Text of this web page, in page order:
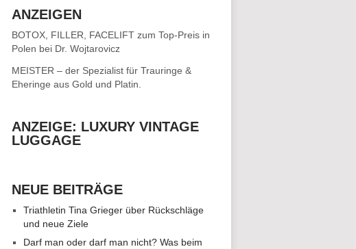
ANZEIGEN
BOTOX, FILLER, FACELIFT zum Top-Preis in
Polen bei Dr. Wojtarovicz
MEISTER – der Spezialist für Trauringe &
Eheringe aus Gold und Platin.
ANZEIGE: LUXURY VINTAGE
LUGGAGE
NEUE BEITRÄGE
Triathletin Tina Grieger über Rückschläge
und neue Ziele
Darf man oder darf man nicht? Was beim